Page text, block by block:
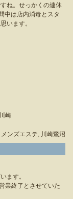
ね。せっかくの連休
中は店内消毒とスタ
います。
川崎
メンズエステ, 川崎鷺沼
ます。
業終了とさせていた